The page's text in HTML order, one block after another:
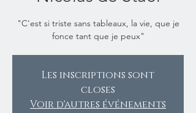
"C'est si triste sans tableaux, la vie, que je
fonce tant que je peux"
Les inscriptions sont
closes
Voir d'autres événements